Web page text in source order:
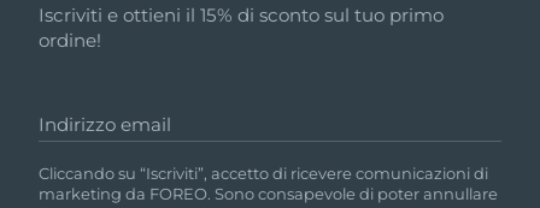
Iscriviti e ottieni il 15% di sconto sul tuo primo
ordine!
Indirizzo email
Cliccando su “Iscriviti”, accetto di ricevere comunicazioni di
marketing da FOREO. Sono consapevole di poter annullare